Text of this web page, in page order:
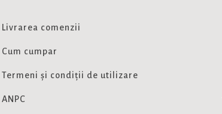
Livrarea comenzii
Cum cumpar
Termeni și condiții de utilizare
ANPC